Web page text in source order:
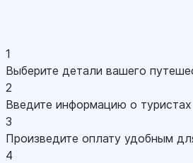
1
Выберите детали вашего
2
Введите информацию о туристах
3
Произведите оплату удобным
4